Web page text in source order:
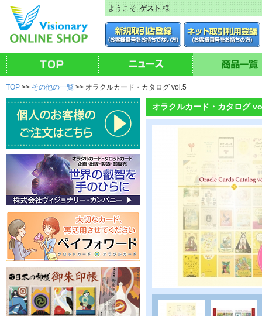
ようこそゲスト様
TOP >> その他の一覧 >> オラクルカード・カタログ vol.5
オラクルカード・カタログ